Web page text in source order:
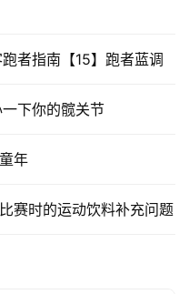
者指南【15】跑者蓝调
下你的髋关节
年
赛时的运动饮料补充问题